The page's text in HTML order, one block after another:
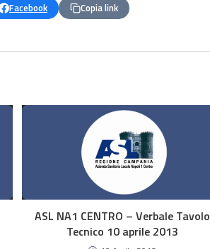
Facebook Copia link
ASL NA1 CENTRO – Verbale Tavolo
Tecnico 10 aprile 2013